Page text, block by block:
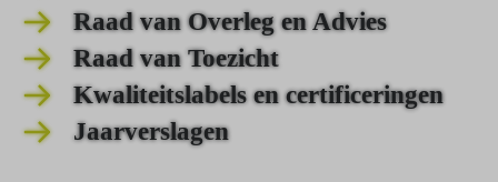
Raad van Overleg en Advies
Raad van Toezicht
Kwaliteitslabels en certificeringen
Jaarverslagen